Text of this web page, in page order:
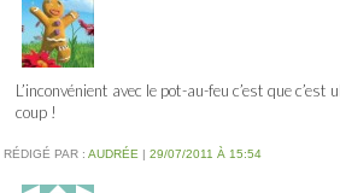
L’inconvénient avec le pot-au-feu c’est que
coup !
RÉDIGÉ PAR : AUDRÉE | 29/07/2011 À 15:54